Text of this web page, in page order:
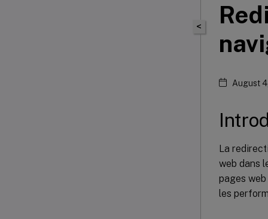
<
August
La
web dans
pages
les